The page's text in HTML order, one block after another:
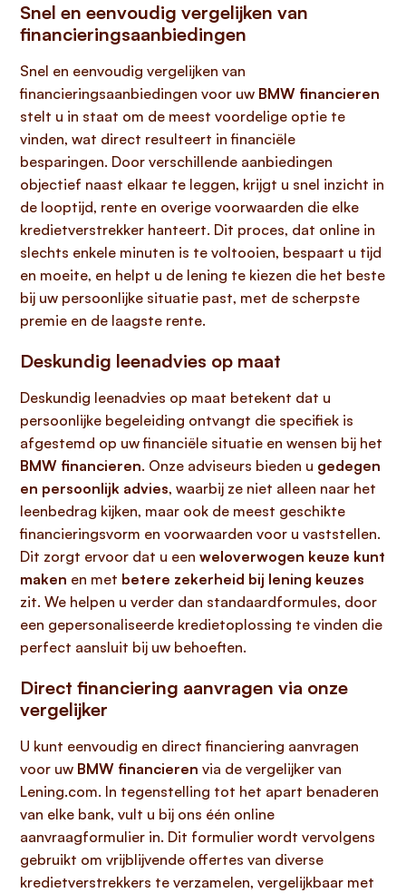
Snel en eenvoudig vergelijken van
financieringsaanbiedingen
Snel en eenvoudig vergelijken van
financieringsaanbiedingen voor uw BMW financieren
stelt u in staat om de meest voordelige optie te
vinden, wat direct resulteert in financiële
besparingen. Door verschillende aanbiedingen
objectief naast elkaar te leggen, krijgt u snel inzicht in
de looptijd, rente en overige voorwaarden die elke
kredietverstrekker hanteert. Dit proces, dat online in
slechts enkele minuten is te voltooien, bespaart u tijd
en moeite, en helpt u de lening te kiezen die het beste
bij uw persoonlijke situatie past, met de scherpste
premie en de laagste rente.
Deskundig leenadvies op maat
Deskundig leenadvies op maat betekent dat u
persoonlijke begeleiding ontvangt die specifiek is
afgestemd op uw financiële situatie en wensen bij het
BMW financieren. Onze adviseurs bieden u gedegen
en persoonlijk advies, waarbij ze niet alleen naar het
leenbedrag kijken, maar ook de meest geschikte
financieringsvorm en voorwaarden voor u vaststellen.
Dit zorgt ervoor dat u een weloverwogen keuze kunt
maken en met betere zekerheid bij lening keuzes
zit. We helpen u verder dan standaardformules, door
een gepersonaliseerde kredietoplossing te vinden die
perfect aansluit bij uw behoeften.
Direct financiering aanvragen via onze
vergelijker
U kunt eenvoudig en direct financiering aanvragen
voor uw BMW financieren via de vergelijker van
Lening.com. In tegenstelling tot het apart benaderen
van elke bank, vult u bij ons één online
aanvraagformulier in. Dit formulier wordt vervolgens
gebruikt om vrijblijvende offertes van diverse
kredietverstrekkers te verzamelen, vergelijkbaar met